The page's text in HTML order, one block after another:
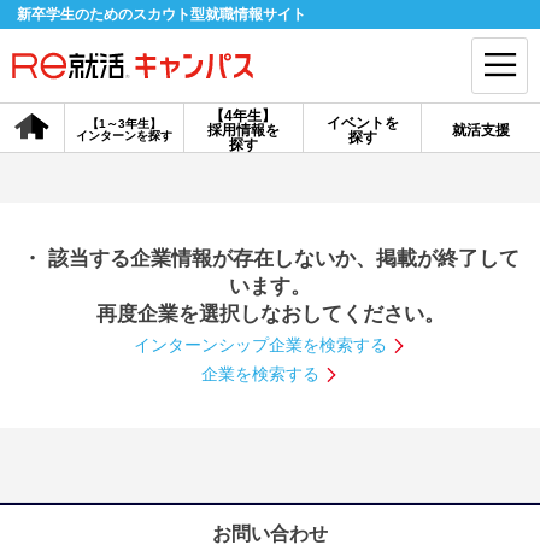
新卒学生のためのスカウト型就職情報サイト
【4年生】
採用情報を
探す
【1～3年生】
インターンを探す
イベントを
探す
就活支援
会員登録 ログイン
探す
【4年生】
説明会を探す
インターンを探す
就活ノウハウ・サポート
・ 該当する企業情報が存在しないか、掲載が終了して
います。
再度企業を選択しなおしてください。
インターンシップ企業を検索する
企業を検索する
お問い合わせ